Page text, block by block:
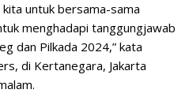
untuk bersama-sama
menghadapi tanggungjawab
dan Pilkada 2024,” kata
di Kertanegara, Jakarta